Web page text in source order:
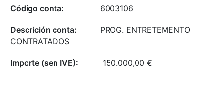
6003106
PROG. ENTRETEMENTO
CONTRATADOS
150.000,00 €